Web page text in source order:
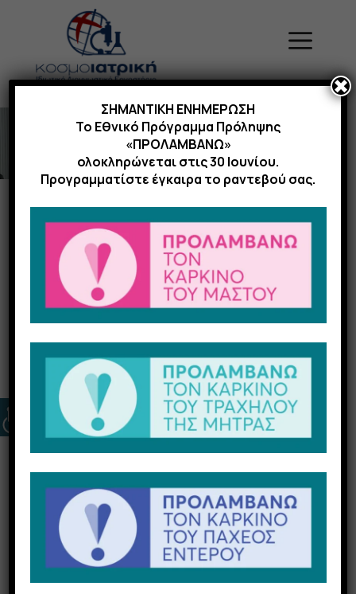
περιεχόμενο
Menu
Έλεγχος
Διαχυτικής
Ικανότητας των
Πνευμόνων (DLCO)
Η εξέταση (Μέτρηση Διαχυτικής Ικανότητας
των Πνευμόνων – DLCO) αποτελεί μια
εξειδικευμένη διαγνωστική μέθοδο που
προχωρά ένα βήμα πέρα από την κλασική
σπιρομέτρηση. Ενώ η σπιρομέτρηση μετρά τον
όγκο του αέρα που μετακινείται, η DLCO
αξιολογεί την ουσία της αναπνοής:πόσο
αποτελεσματικά περνά το οξυγόνο από τους
πνεύμονες στην κυκλοφορία του αίματος.
ΣΗΜΑΝΤΙΚΗ ΕΝΗΜΕΡΩΣΗ
Το Εθνικό Πρόγραμμα Πρόληψης
«ΠΡΟΛΑΜΒΑΝΩ»
ολοκληρώνεται στις 30 Ιουνίου.
Προγραμματίστε έγκαιρα το ραντεβού σας.
✖